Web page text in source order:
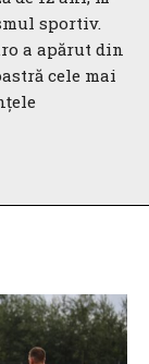
sportiv.
a apărut din
cele mai